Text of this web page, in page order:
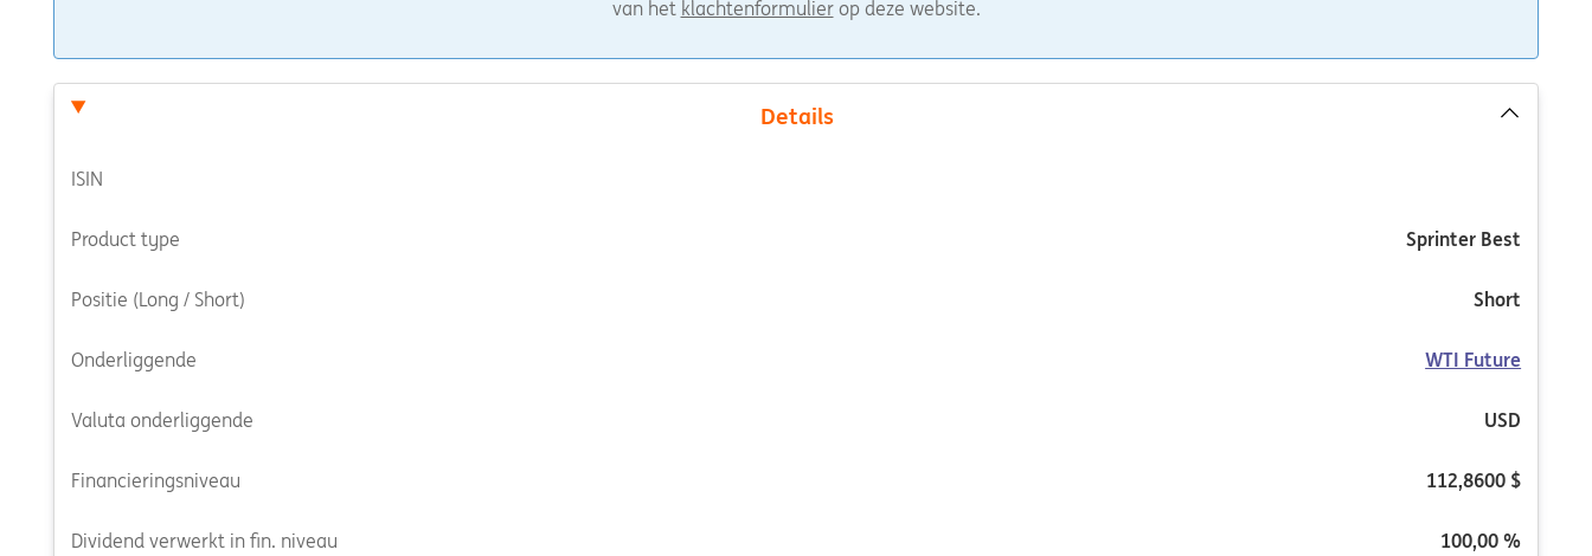
van het klachtenformulierop deze website.
Details
ISIN
Product type Sprinter Best
Positie (Long / Short) Short
Onderliggende WTI Future
Valuta onderliggende USD
Financieringsniveau 112,8600 $
Dividend verwerkt in fin. niveau 100,00 %